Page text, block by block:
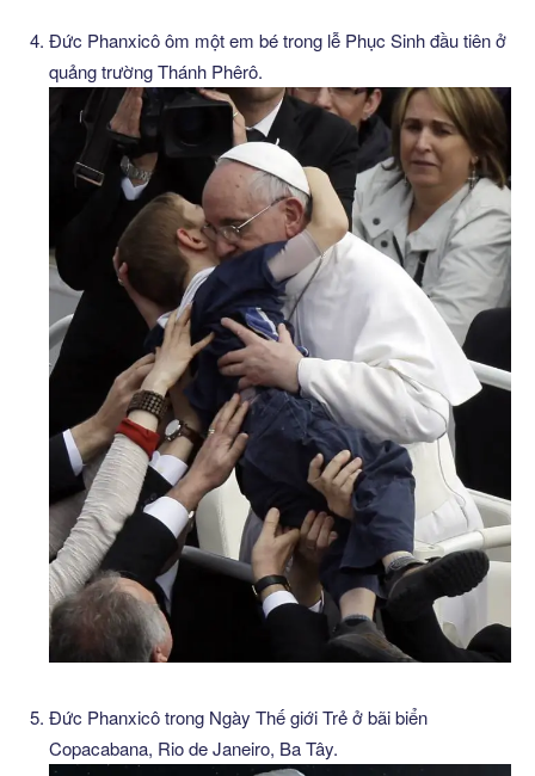
Đức Phanxicô ôm một em bé trong lễ Phục Sinh đầu tiên ở
quảng trường Thánh Phêrô.
Đức Phanxicô trong Ngày Thế giới Trẻ ở bãi biển
Copacabana, Rio de Janeiro, Ba Tây.